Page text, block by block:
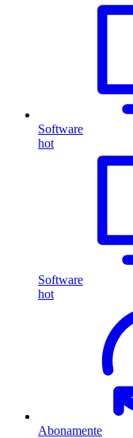
Software
hot
Software
hot
Abonamente